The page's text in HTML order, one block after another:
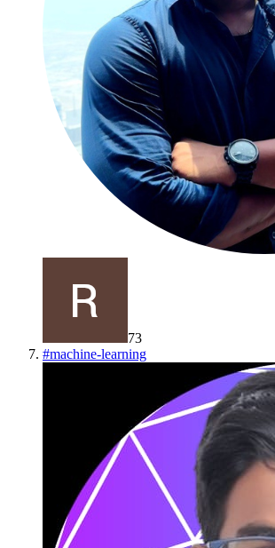
73
#machine-learning